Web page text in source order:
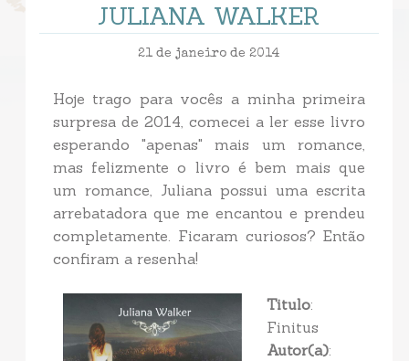
JULIANA WALKER
21 de janeiro de 2014
Hoje trago para vocês a minha primeira
surpresa de 2014, comecei a ler esse livro
esperando "apenas" mais um romance,
mas felizmente o livro é bem mais que
um romance, Juliana possui uma escrita
arrebatadora que me encantou e prendeu
completamente. Ficaram curiosos? Então
confiram a resenha!
Titulo:
Finitus
Autor(a):